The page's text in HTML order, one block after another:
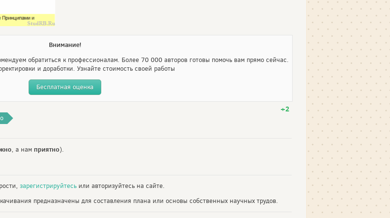
Внимание!
обратиться к профессионалам. Более 70 000 авторов готовы помочь вам прямо сейчас.
и доработки. Узнайте стоимость своей работы
Бесплатная оценка
+2
, а нам приятно).
зарегистрируйтесь или авторизуйтесь на сайте.
предназначены для составления плана или основы собственных научных трудов.